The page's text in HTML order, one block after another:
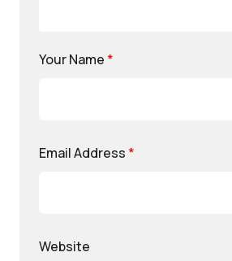
Your Name *
Email Address *
Website